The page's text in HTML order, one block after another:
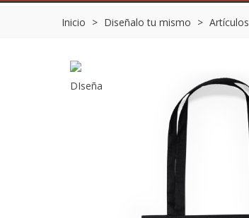
Inicio > Diseñalo tu mismo > Artículos